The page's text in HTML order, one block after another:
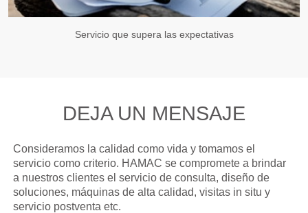
Servicio que supera las expectativas
DEJA UN MENSAJE
Consideramos la calidad como vida y tomamos el
servicio como criterio. HAMAC se compromete a brindar
a nuestros clientes el servicio de consulta, diseño de
soluciones, máquinas de alta calidad, visitas in situ y
servicio postventa etc.